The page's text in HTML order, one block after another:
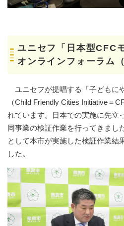
ユニセフ「日本型CFC
オンラインフォーラム
ユニセフが提唱する「子どもに
（Child Friendly Cities Initiative＝
れています。日本での実施に先立
同事業の検証作業を行ってきまし
として本市が実施した検証作業結
した。